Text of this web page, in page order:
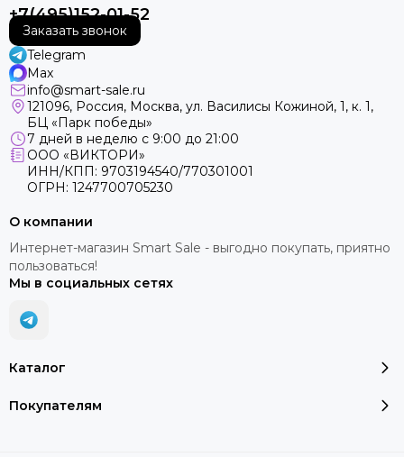
+7(495)152-01-52
Заказать звонок
Telegram
Max
info@smart-sale.ru
121096, Россия, Москва, ул. Василисы Кожиной, 1, к. 1,
БЦ «Парк победы»
7 дней в неделю с 9:00 до 21:00
ООО «ВИКТОРИ»
ИНН/КПП: 9703194540/770301001
ОГРН: 1247700705230
Каталог
Покупателям
О компании
Интернет-магазин Smart Sale - выгодно покупать, приятно
пользоваться!
Мы в социальных сетях